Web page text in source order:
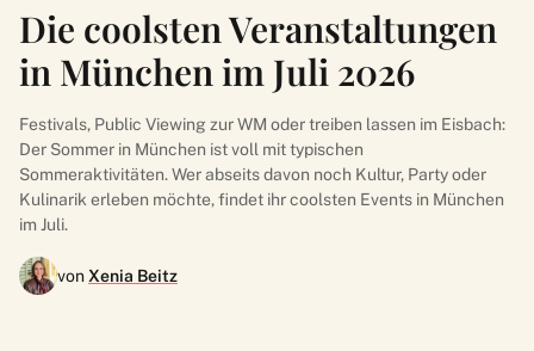
Die coolsten Veranstaltungen
in München im Juli 2026
Festivals, Public Viewing zur WM oder treiben lassen im Eisbach:
Der Sommer in München ist voll mit typischen
Sommeraktivitäten. Wer abseits davon noch Kultur, Party oder
Kulinarik erleben möchte, findet ihr coolsten Events in München
im Juli.
von Xenia Beitz